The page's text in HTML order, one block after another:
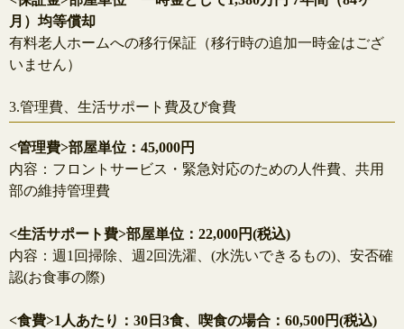
月）均等償却
有料老人ホームへの移行保証（移行時の追加一時金はござ
いません）
3.管理費、生活サポート費及び食費
<管理費>部屋単位：45,000円
内容：フロントサービス・緊急対応のための人件費、共用
部の維持管理費
<生活サポート費>部屋単位：22,000円(税込)
内容：週1回掃除、週2回洗濯、(水洗いできるもの)、安否確
認(お食事の際)
<食費>1人あたり：30日3食、喫食の場合：60,500円(税込)